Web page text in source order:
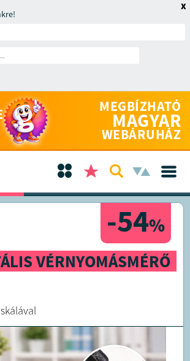
x
MEGBÍZHATÓ
MAGYAR
WEBÁRUHÁZ
-54%
VÉRNYOMÁSMÉRŐ